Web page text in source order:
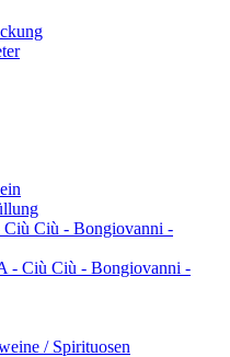
Ciù - Bongiovanni -
- Ciù Ciù - Bongiovanni -
/ Spirituosen